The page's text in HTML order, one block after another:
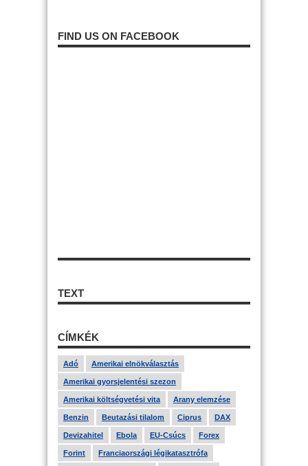
FIND US ON FACEBOOK
TEXT
CÍMKÉK
Adó Amerikai elnökválasztás
Amerikai gyorsjelentési szezon
Amerikai költségvetési vita Arany elemzése
Benzin Beutazási tilalom Ciprus DAX
Devizahitel Ebola EU-Csúcs Forex
Forint Franciaországi légikatasztrófa